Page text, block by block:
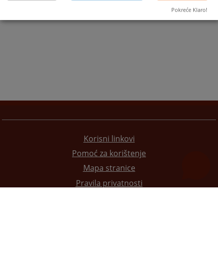
Korisni linkovi
Pomoć za korištenje
Mapa stranice
Pravila privatnosti
Pokreće Klaro!